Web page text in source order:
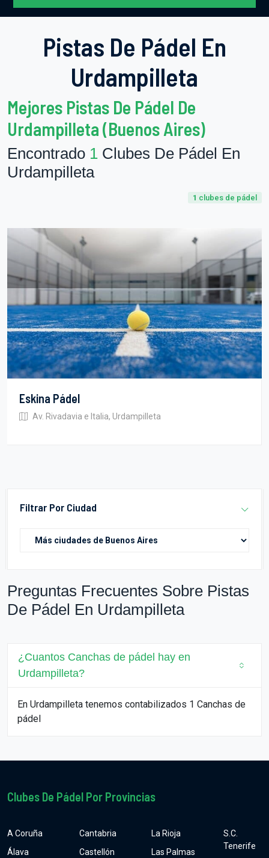
Pistas De Pádel En
Urdampilleta
Mejores Pistas De Pádel De
Urdampilleta (Buenos Aires)
Encontrado 1 Clubes De Pádel En
Urdampilleta
1 clubes de pádel
Filtrar Por Ciudad
Eskina Pádel
Av. Rivadavia e Italia, Urdampilleta
Preguntas Frecuentes Sobre Pistas
De Pádel En Urdampilleta
¿Cuantos Canchas de pádel hay en
Urdampilleta?
En Urdampilleta tenemos contabilizados 1 Canchas de
pádel
Clubes De Pádel Por Provincias
A Coruña
Álava
Cantabria
Castellón
La Rioja
Las Palmas
S.C.
Tenerife